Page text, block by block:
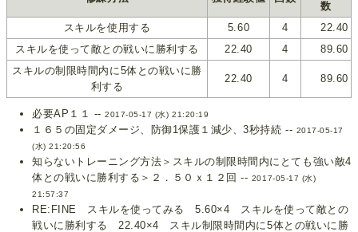
数
スキルを使用する
5.60 4
22.40
スキルを使って敵との戦いに勝利する
22.40 4
89.60
スキルの制限時間内に5体との戦いに勝
利する
22.40 4 89.60
必要AP１１ --2017-05-17 (水) 21:20:19
１６５の固定ダメージ、防御1保護１減少、3秒持続 -- 2017-05-17
(水) 21:20:56
知らないトレーニング方法＞スキルの制限時間内にとても強い敵4
体との戦いに勝利する＞２．５０ｘ１２回 -- 2017-05-17 (水)
21:57:37
RE:FINE スキルを使ってみる 5.60×4 スキルを使って敵との
戦いに勝利する 22.40×4 スキル制限時間内に5体との戦いに勝